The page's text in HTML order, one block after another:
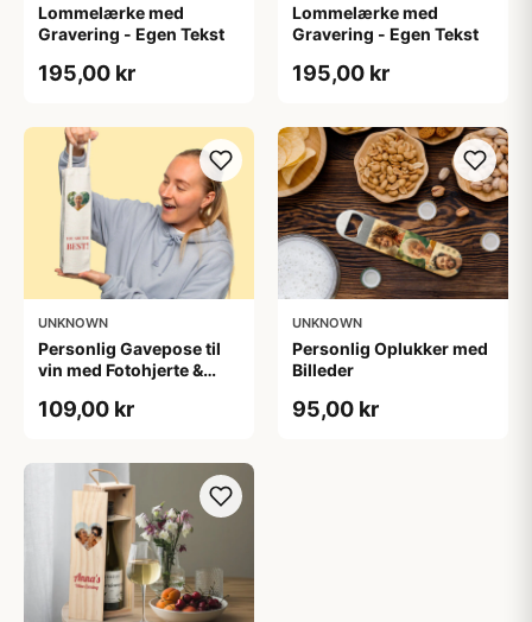
Lommelærke med
Gravering - Egen Tekst
195,00 kr
Lommelærke med
Gravering - Egen Tekst
195,00 kr
UNKNOWN
Personlig Gavepose til
vin med Fotohjerte &
109,00 kr
UNKNOWN
Personlig Oplukker med
Billeder
95,00 kr